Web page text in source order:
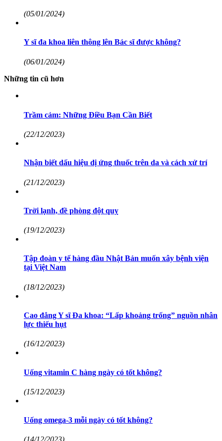
(05/01/2024)
Y sĩ đa khoa liên thông lên Bác sĩ được không?
(06/01/2024)
Những tin cũ hơn
Trầm cảm: Những Điều Bạn Cần Biết
(22/12/2023)
Nhận biết dấu hiệu dị ứng thuốc trên da và cách xử trí
(21/12/2023)
Trời lạnh, đề phòng đột quỵ
(19/12/2023)
Tập đoàn y tế hàng đầu Nhật Bản muốn xây bệnh viện
tại Việt Nam
(18/12/2023)
Cao đẳng Y sĩ Đa khoa: “Lấp khoảng trống” nguồn nhân
lực thiếu hụt
(16/12/2023)
Uống vitamin C hàng ngày có tốt không?
(15/12/2023)
Uống omega-3 mỗi ngày có tốt không?